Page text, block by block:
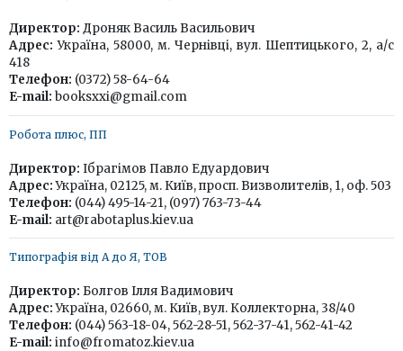
Директор: Дроняк Василь Васильович
Адрес: Україна, 58000, м. Чернівці, вул. Шептицького, 2, а/с
418
Телефон: (0372) 58-64-64
E-mail: booksxxi@gmail.com
Робота плюс, ПП
Директор: Ібрагімов Павло Едуардович
Адрес:Україна, 02125, м. Київ, просп. Визволителів, 1, оф. 503
Телефон: (044) 495-14-21, (097) 763-73-44
E-mail: art@rabotaplus.kiev.ua
Типографія від А до Я, ТОВ
Директор: Болгов Ілля Вадимович
Адрес:Україна, 02660, м. Київ, вул. Коллекторна, 38/40
Телефон: (044) 563-18-04, 562-28-51, 562-37-41, 562-41-42
E-mail: info@fromatoz.kiev.ua